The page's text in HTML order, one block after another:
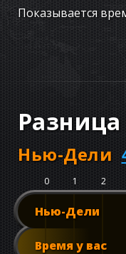
Показывается
Нью-Дели
0 1 2
Нью-Дели
Время у вас